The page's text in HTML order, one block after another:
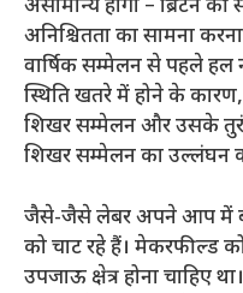
असामान्य होगा – ब्रिटेन
अनिश्चितता का सामना
वार्षिक सम्मेलन से पहले हल
स्थिति खतरे में होने के
शिखर सम्मेलन और उसके
शिखर सम्मेलन का उल्लंघन
जैसे-जैसे लेबर अपने आप में
को चाट रहे हैं। मेकरफील्ड
उपजाऊ क्षेत्र होना चाहिए